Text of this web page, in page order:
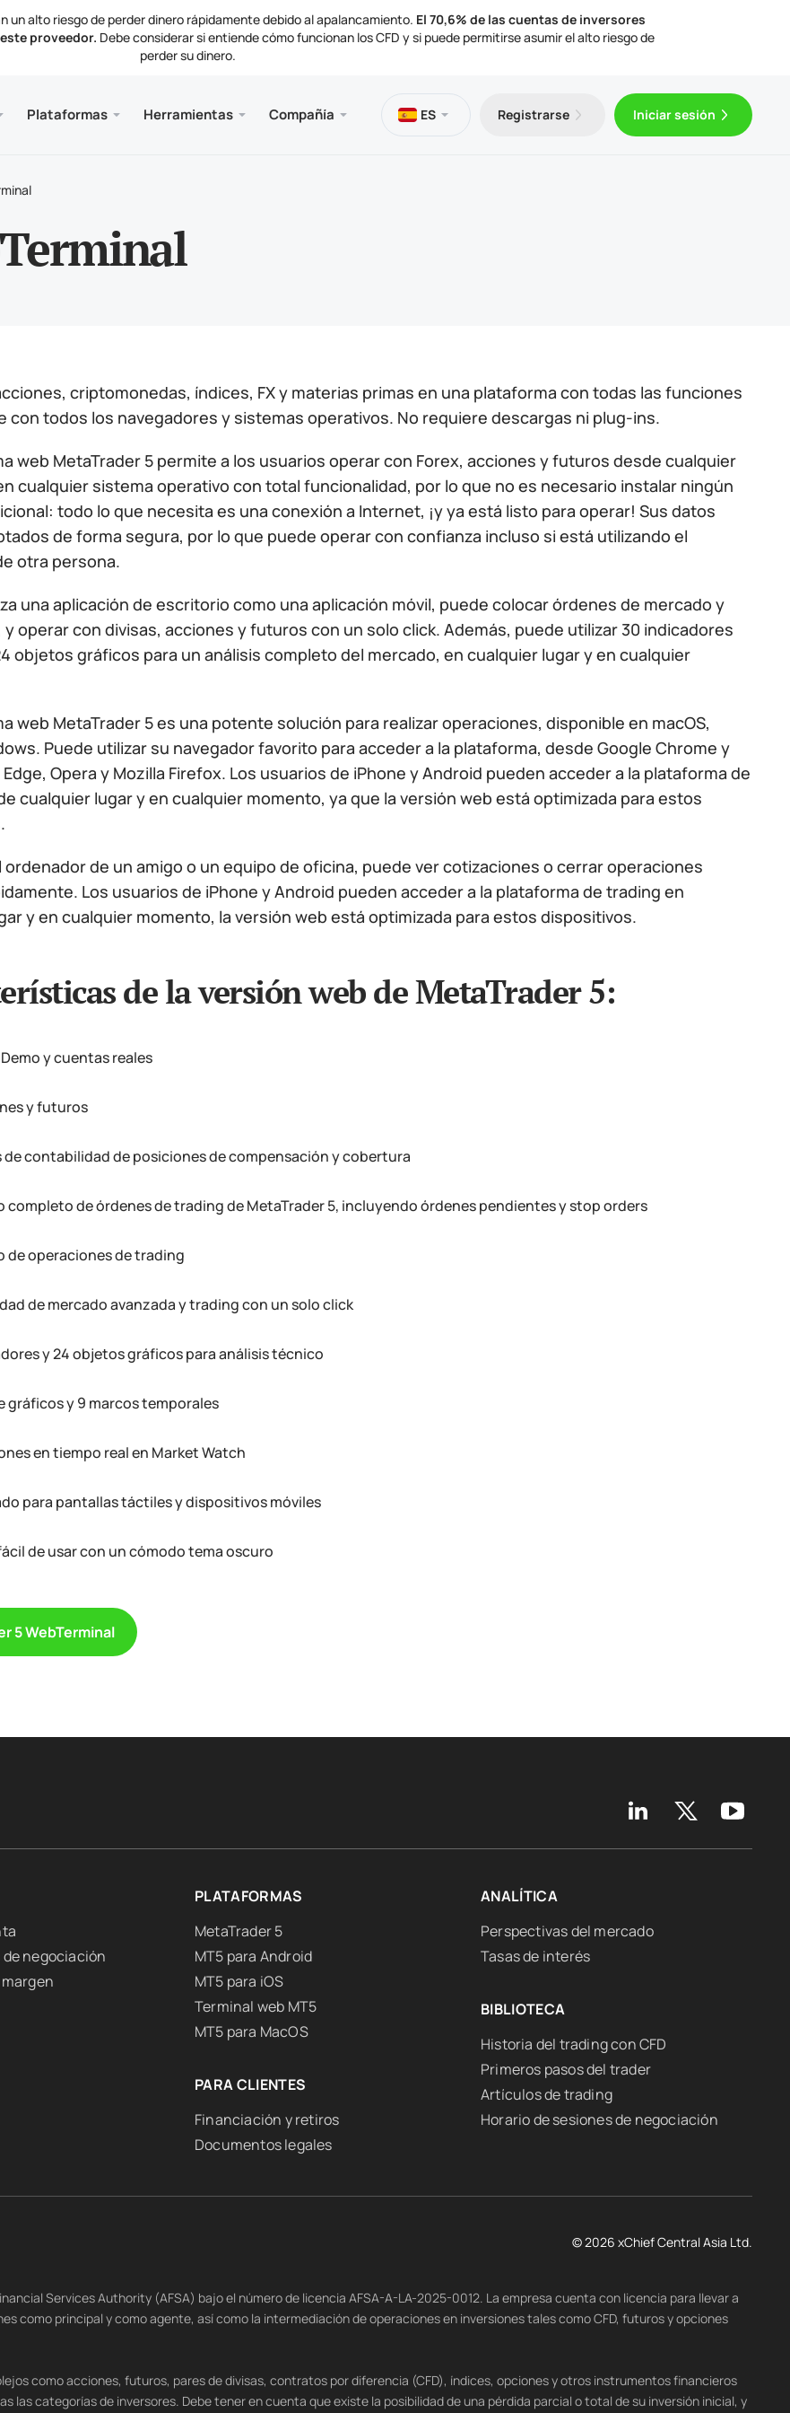
un alto riesgo de perder dinero rápidamente debido al apalancamiento. El 70,6% de las cuentas de inversores
proveedor. Debe considerar si entiende cómo funcionan los CFD y si puede permitirse asumir el alto riesgo de
perder su dinero.
de negociación
Servicios
VPS gratuito
Plataformas
MetaTrader 5
MetaTrader 5 para Android
Herramientas Biblioteca
Artículos de trading
Compañía
la compañía
Información legal
Documentos legales
ES Registrarse Iniciar sesión
criptomonedas, índices, FX y materias primas en una plataforma con todas las funciones
con todos los navegadores y sistemas operativos. No requiere descargas ni plug-ins.
web MetaTrader 5 permite a los usuarios operar con Forex, acciones y futuros desde cualquier
cualquier sistema operativo con total funcionalidad, por lo que no es necesario instalar ningún
todo lo que necesita es una conexión a Internet, ¡y ya está listo para operar! Sus datos
de forma segura, por lo que puede operar con confianza incluso si está utilizando el
otra persona.
una aplicación de escritorio como una aplicación móvil, puede colocar órdenes de mercado y
operar con divisas, acciones y futuros con un solo click. Además, puede utilizar 30 indicadores
objetos gráficos para un análisis completo del mercado, en cualquier lugar y en cualquier
web MetaTrader 5 es una potente solución para realizar operaciones, disponible en macOS,
Puede utilizar su navegador favorito para acceder a la plataforma, desde Google Chrome y
Opera y Mozilla Firefox. Los usuarios de iPhone y Android pueden acceder a la plataforma de
cualquier lugar y en cualquier momento, ya que la versión web está optimizada para estos
ordenador de un amigo o un equipo de oficina, puede ver cotizaciones o cerrar operaciones
Los usuarios de iPhone y Android pueden acceder a la plataforma de trading en
y en cualquier momento, la versión web está optimizada para estos dispositivos.
de la versión web de MetaTrader 5:
y cuentas reales
y futuros
de contabilidad de posiciones de compensación y cobertura
completo de órdenes de trading de MetaTrader 5, incluyendo órdenes pendientes y stop orders
de operaciones de trading
de mercado avanzada y trading con un solo click
y 24 objetos gráficos para análisis técnico
gráficos y 9 marcos temporales
en tiempo real en Market Watch
para pantallas táctiles y dispositivos móviles
de usar con un cómodo tema oscuro
5 WebTerminal
negociación
PLATAFORMAS
MetaTrader 5
MT5 para Android
MT5 para iOS
Terminal web MT5
MT5 para MacOS
PARA CLIENTES
Financiación y retiros
Documentos legales
ANALÍTICA
Perspectivas del mercado
Tasas de interés
BIBLIOTECA
Historia del trading con CFD
Primeros pasos del trader
Artículos de trading
Horario de sesiones de negociación
© 2026 xChief Central Asia Ltd.
Services Authority (AFSA) bajo el número de licencia AFSA-A-LA-2025-0012. La empresa cuenta con licencia para llevar a
como principal y como agente, así como la intermediación de operaciones en inversiones tales como CFD, futuros y opciones
como acciones, futuros, pares de divisas, contratos por diferencia (CFD), índices, opciones y otros instrumentos financieros
las categorías de inversores. Debe tener en cuenta que existe la posibilidad de una pérdida parcial o total de su inversión inicial, y